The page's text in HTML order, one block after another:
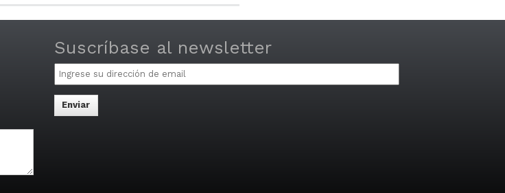
Suscríbase al newsletter
Email